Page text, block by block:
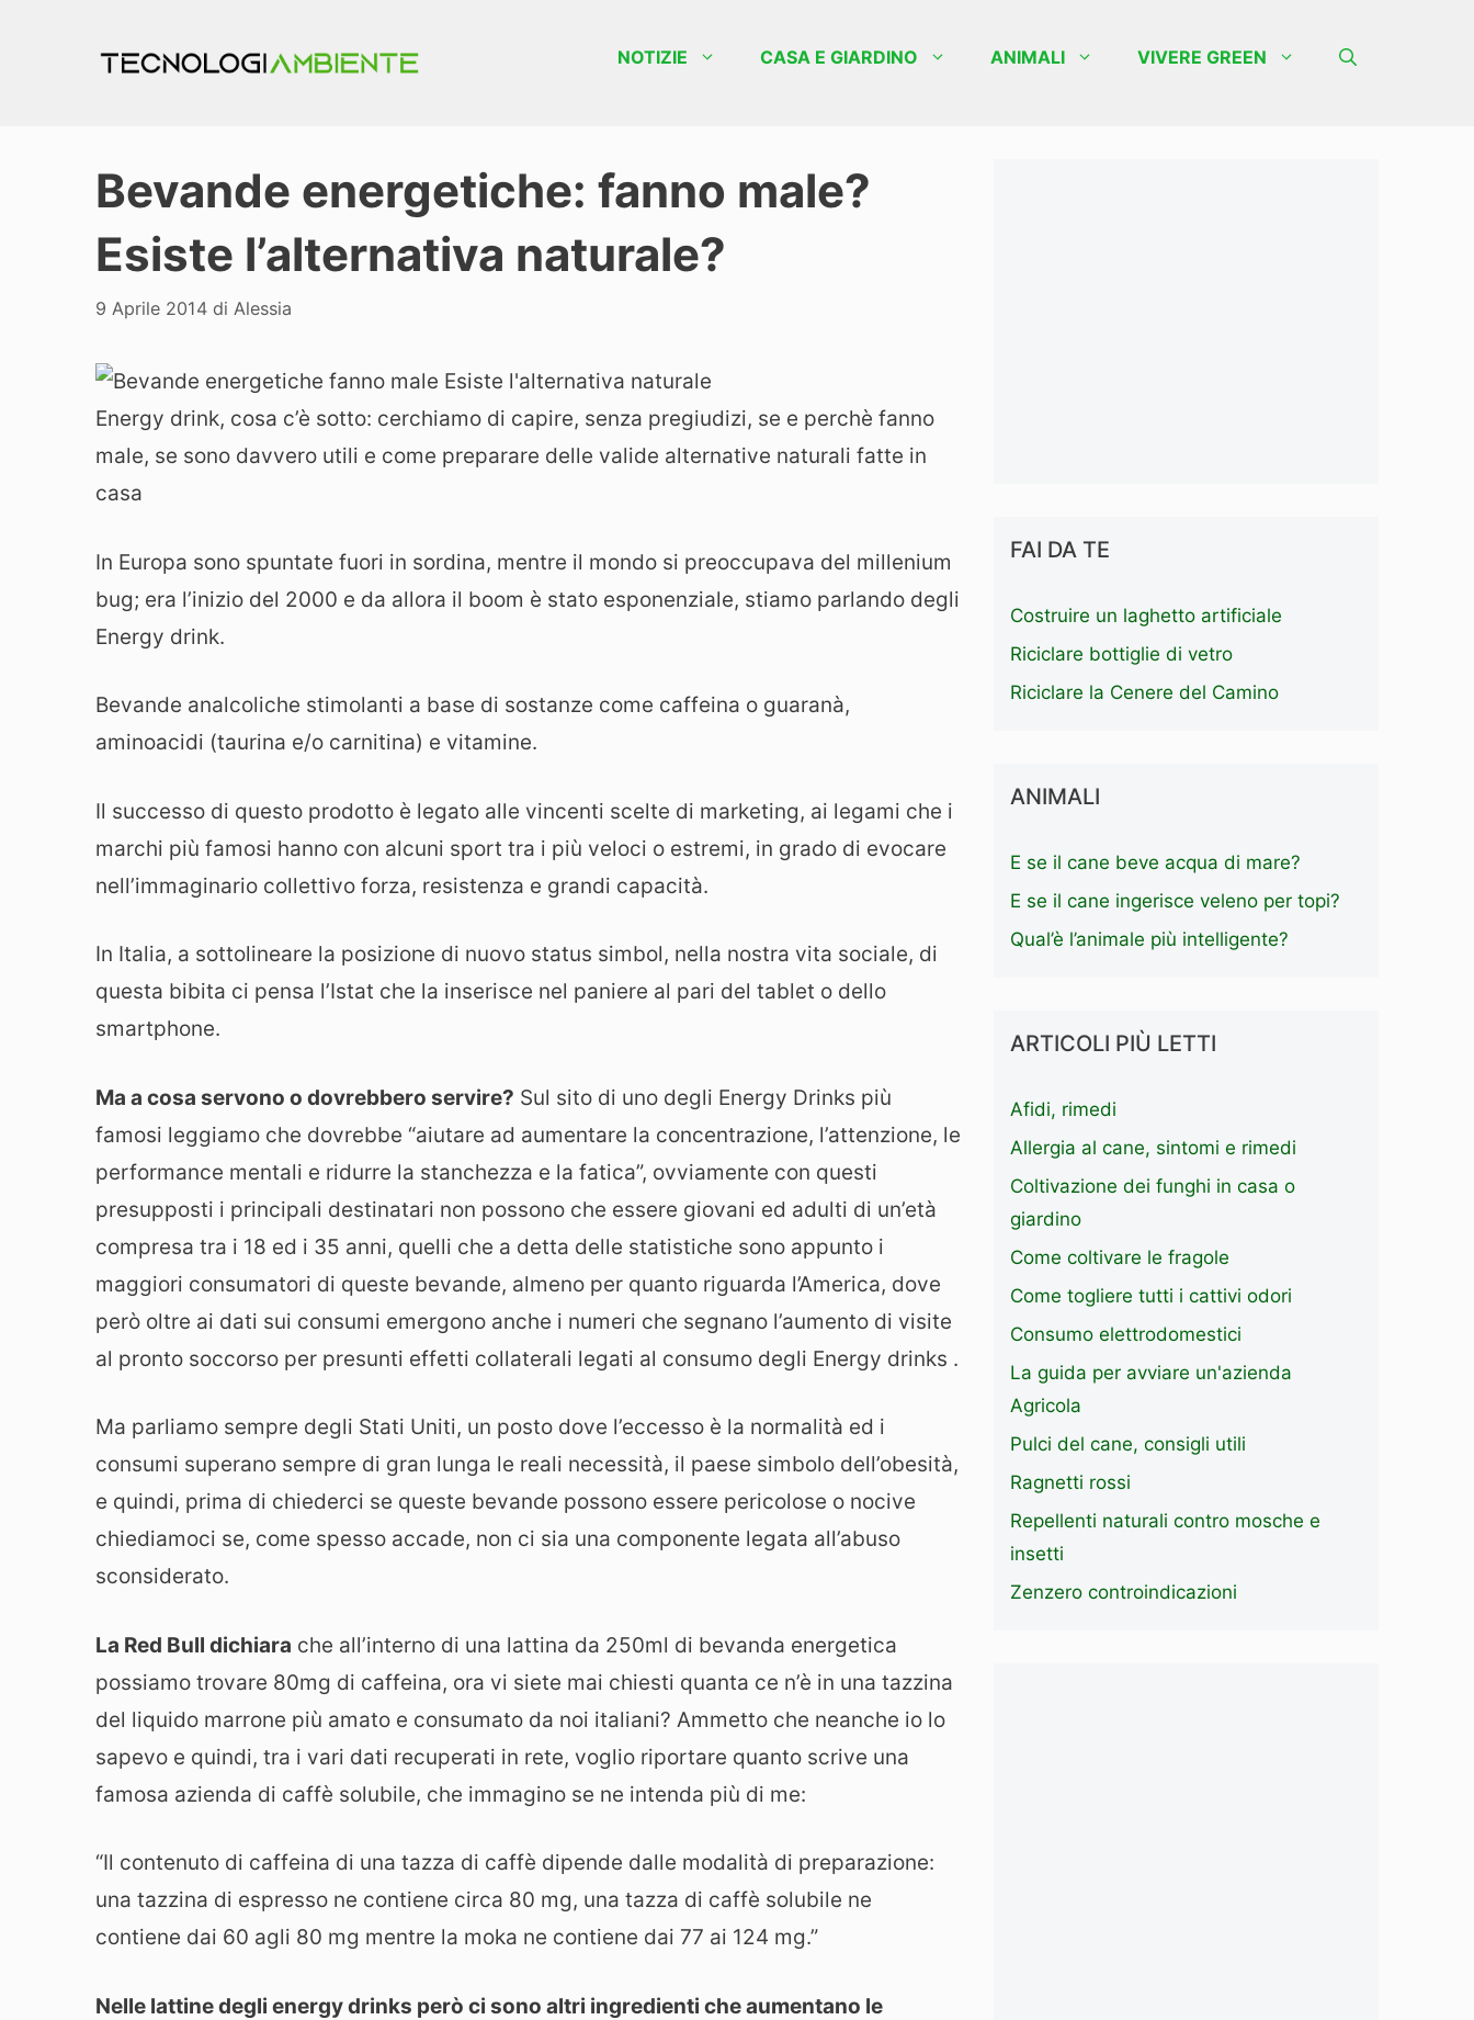
NOTIZIE CASA E GIARDINO ANIMALI VIVERE GREEN
Bevande energetiche: fanno male?
Esiste l’alternativa naturale?
9 Aprile 2014 di Alessia
Energy drink, cosa c’è sotto: cerchiamo di capire, senza pregiudizi, se e perchè fanno
male, se sono davvero utili e come preparare delle valide alternative naturali fatte in
casa
In Europa sono spuntate fuori in sordina, mentre il mondo si preoccupava del millenium
bug; era l’inizio del 2000 e da allora il boom è stato esponenziale, stiamo parlando degli
Energy drink.
Bevande analcoliche stimolanti a base di sostanze come caffeina o guaranà,
aminoacidi (taurina e/o carnitina) e vitamine.
Il successo di questo prodotto è legato alle vincenti scelte di marketing, ai legami che i
marchi più famosi hanno con alcuni sport tra i più veloci o estremi, in grado di evocare
nell’immaginario collettivo forza, resistenza e grandi capacità.
In Italia, a sottolineare la posizione di nuovo status simbol, nella nostra vita sociale, di
questa bibita ci pensa l’Istat che la inserisce nel paniere al pari del tablet o dello
smartphone.
Ma a cosa servono o dovrebbero servire? Sul sito di uno degli Energy Drinks più
famosi leggiamo che dovrebbe “aiutare ad aumentare la concentrazione, l’attenzione, le
performance mentali e ridurre la stanchezza e la fatica”, ovviamente con questi
presupposti i principali destinatari non possono che essere giovani ed adulti di un’età
compresa tra i 18 ed i 35 anni, quelli che a detta delle statistiche sono appunto i
maggiori consumatori di queste bevande, almeno per quanto riguarda l’America, dove
però oltre ai dati sui consumi emergono anche i numeri che segnano l’aumento di visite
al pronto soccorso per presunti effetti collaterali legati al consumo degli Energy drinks .
Ma parliamo sempre degli Stati Uniti, un posto dove l’eccesso è la normalità ed i
consumi superano sempre di gran lunga le reali necessità, il paese simbolo dell’obesità,
e quindi, prima di chiederci se queste bevande possono essere pericolose o nocive
chiediamoci se, come spesso accade, non ci sia una componente legata all’abuso
sconsiderato.
La Red Bull dichiara che all’interno di una lattina da 250ml di bevanda energetica
possiamo trovare 80mg di caffeina, ora vi siete mai chiesti quanta ce n’è in una tazzina
del liquido marrone più amato e consumato da noi italiani? Ammetto che neanche io lo
sapevo e quindi, tra i vari dati recuperati in rete, voglio riportare quanto scrive una
famosa azienda di caffè solubile, che immagino se ne intenda più di me:
“Il contenuto di caffeina di una tazza di caffè dipende dalle modalità di preparazione:
una tazzina di espresso ne contiene circa 80 mg, una tazza di caffè solubile ne
contiene dai 60 agli 80 mg mentre la moka ne contiene dai 77 ai 124 mg.”
Nelle lattine degli energy drinks però ci sono altri ingredienti che aumentano le
FAI DA TE
Costruire un laghetto artificiale
Riciclare bottiglie di vetro
Riciclare la Cenere del Camino
ANIMALI
E se il cane beve acqua di mare?
E se il cane ingerisce veleno per topi?
Qual’è l’animale più intelligente?
ARTICOLI PIÙ LETTI
Afidi, rimedi
Allergia al cane, sintomi e rimedi
Coltivazione dei funghi in casa o
giardino
Come coltivare le fragole
Come togliere tutti i cattivi odori
Consumo elettrodomestici
La guida per avviare un'azienda
Agricola
Pulci del cane, consigli utili
Ragnetti rossi
Repellenti naturali contro mosche e
insetti
Zenzero controindicazioni